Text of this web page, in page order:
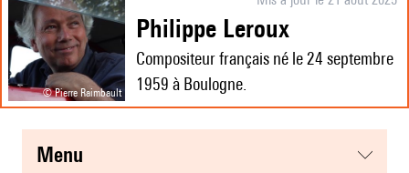
© Pierre Raimbault
Philippe Leroux
Compositeur français né le 24 septembre
1959 à Boulogne.
menu